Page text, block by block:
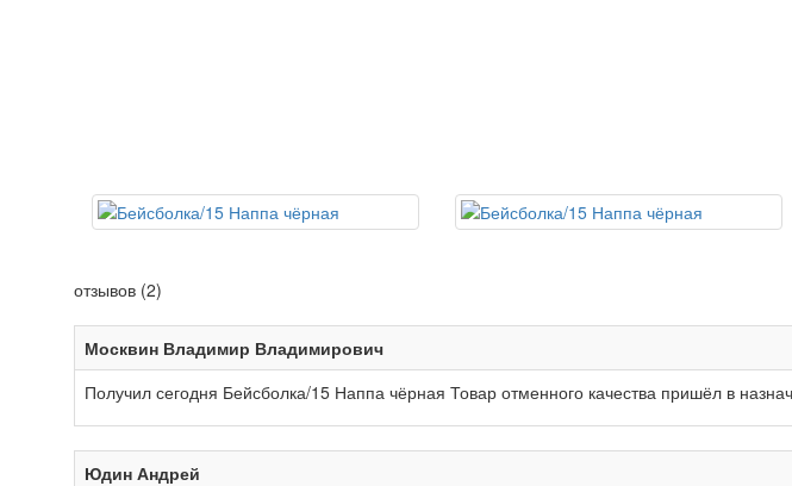
отзывов (2)
Москвин Владимир Владимирович
Получил сегодня Бейсболка/15 Наппа чёрная Товар отменного качества пришёл в
Юдин Андрей